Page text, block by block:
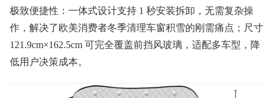
极致便捷性：一体式设计支持 1 秒安装拆卸，无需复杂操
作，解决了欧美消费者冬季清理车窗积雪的刚需痛点；尺寸
121.9cm×162.5cm 可完全覆盖前挡风玻璃，适配多车型，降
低用户决策成本。